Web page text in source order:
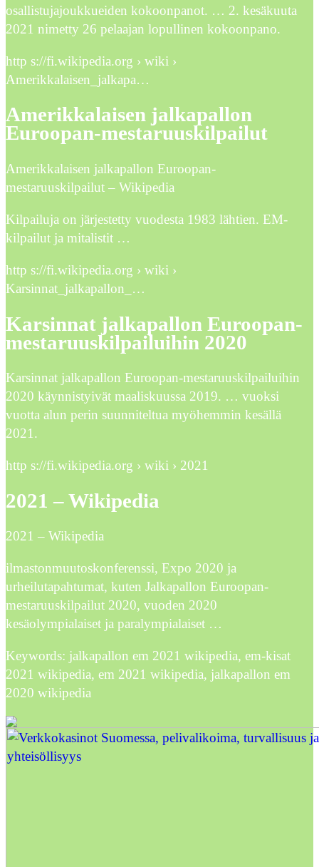
osallistujajoukkueiden kokoonpanot. … 2. kesäkuuta
2021 nimetty 26 pelaajan lopullinen kokoonpano.
http s://fi.wikipedia.org › wiki ›
Amerikkalaisen_jalkapa…
Amerikkalaisen jalkapallon
Euroopan-mestaruuskilpailut
Amerikkalaisen jalkapallon Euroopan-
mestaruuskilpailut – Wikipedia
Kilpailuja on järjestetty vuodesta 1983 lähtien. EM-
kilpailut ja mitalistit …
http s://fi.wikipedia.org › wiki ›
Karsinnat_jalkapallon_…
Karsinnat jalkapallon Euroopan-
mestaruuskilpailuihin 2020
Karsinnat jalkapallon Euroopan-mestaruuskilpailuihin
2020 käynnistyivät maaliskuussa 2019. … vuoksi
vuotta alun perin suunniteltua myöhemmin kesällä
2021.
http s://fi.wikipedia.org › wiki › 2021
2021 – Wikipedia
2021 – Wikipedia
ilmastonmuutoskonferenssi, Expo 2020 ja
urheilutapahtumat, kuten Jalkapallon Euroopan-
mestaruuskilpailut 2020, vuoden 2020
kesäolympialaiset ja paralympialaiset …
Keywords: jalkapallon em 2021 wikipedia, em-kisat
2021 wikipedia, em 2021 wikipedia, jalkapallon em
2020 wikipedia